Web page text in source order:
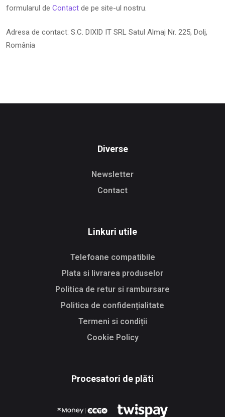
formularul de Contact de pe site-ul nostru.
Adresa de contact: S.C. DIXID IT SRL Satul Almaj Nr. 225, Dolj,
România
Diverse
Newsletter
Contact
Linkuri utile
Telefoane compatibile
Plata si livrarea produselor
Politica de retur si rambursare
Politica de confidențialitate
Termeni si condiții
Cookie Policy
Procesatori de plăti